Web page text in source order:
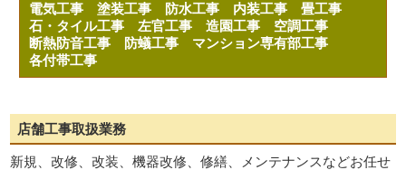
電気工事塗装工事 防水工事 内装工事畳工事
石・タイル工事左官工事造園工事 空調工事
断熱防音工事
防蟻工事 マンション専有部工事
各付帯工事
店舗工事取扱業務
新規、改修、改装、機器改修、修繕、メンテナンスなどお任せ